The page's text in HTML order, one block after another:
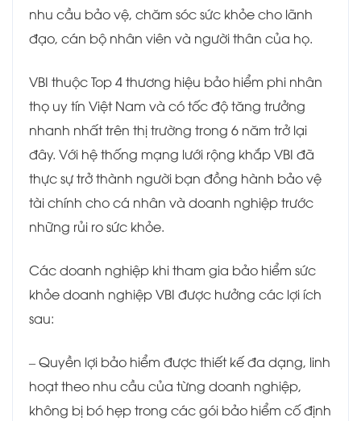
nhu cầu bảo vệ, chăm sóc sức khỏe cho lãnh
đạo, cán bộ nhân viên và người thân của họ.
VBI thuộc Top 4 thương hiệu bảo hiểm phi nhân
thọ uy tín Việt Nam và có tốc độ tăng trưởng
nhanh nhất trên thị trường trong 6 năm trở lại
đây. Với hệ thống mạng lưới rộng khắp VBI đã
thực sự trở thành người bạn đồng hành bảo vệ
tài chính cho cá nhân và doanh nghiệp trước
những rủi ro sức khỏe.
Các doanh nghiệp khi tham gia bảo hiểm sức
khỏe doanh nghiệp VBI được hưởng các lợi ích
sau:
– Quyền lợi bảo hiểm được thiết kế đa dạng, linh
hoạt theo nhu cầu của từng doanh nghiệp,
không bị bó hẹp trong các gói bảo hiểm cố định